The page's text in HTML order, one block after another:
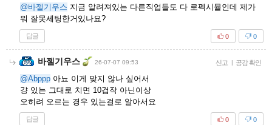
@바젤기우스 지금 알려져있는 다른직업들도 다 로펙시뮬인데 제가
뭐 잘못세팅한거있나요?
답글 0
0
바젤기우스 26-07-07 09:53 신고 | 공감 확인
@Abppp 아뇨 이게 맞지 않나 싶어서
걍 있는 그대로 치면 10겁작 아닌이상
오히려 오르는 경우 있는걸로 알아서요
답글 0
0